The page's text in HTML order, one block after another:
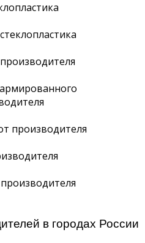
производителя
в городах России